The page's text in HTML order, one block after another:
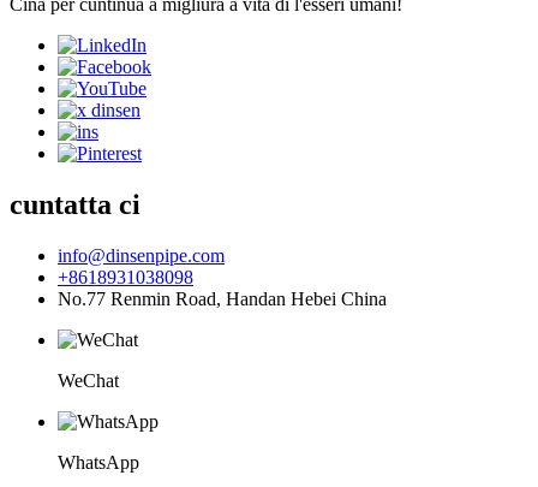
cuntatta ci
info@dinsenpipe.com
+8618931038098
No.77 Renmin Road, Handan Hebei China
WeChat
WhatsApp